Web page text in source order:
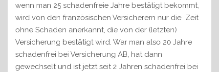
wenn man 25 schadenfreie Jahre bestätigt bekommt,
wird von den französischen Versicherern nur die Zeit
ohne Schaden anerkannt, die von der (letzten)
Versicherung bestätigt wird. War man also 20 Jahre
schadenfrei bei Versicherung AB, hat dann
gewechselt und ist jetzt seit 2 Jahren schadenfrei bei